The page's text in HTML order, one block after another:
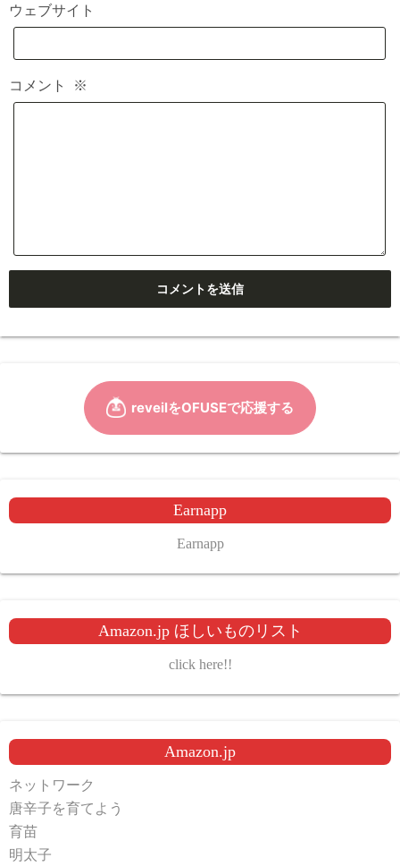
ウェブサイト
コメント ※
Earnapp
Earnapp
Amazon.jp ほしいものリスト
click here!!
Amazon.jp
ネットワーク
唐辛子を育てよう
育苗
明太子